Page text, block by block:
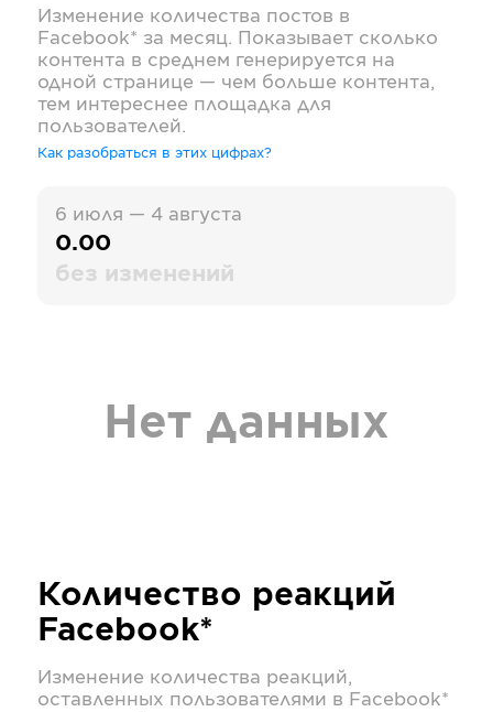
Изменение количества постов в
Facebook* за месяц. Показывает сколько
контента в среднем генерируется на
одной странице — чем больше контента,
тем интереснее площадка для
пользователей.
Как разобраться в этих цифрах?
6 июля — 4 августа
0.00
без изменений
Нет данных
Количество реакций
Facebook*
Изменение количества реакций,
оставленных пользователями в Facebook*